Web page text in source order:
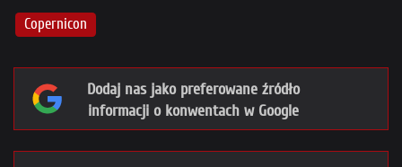
Copernicon
Dodaj nas jako preferowane źródło
informacji o konwentach w Google